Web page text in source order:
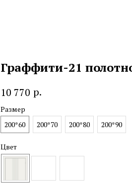
Граффити-21
10 770 р.
Размер
200*60
200*70 200*80 200*90
Цвет